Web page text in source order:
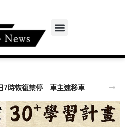
7時恢復禁停 車主速移車